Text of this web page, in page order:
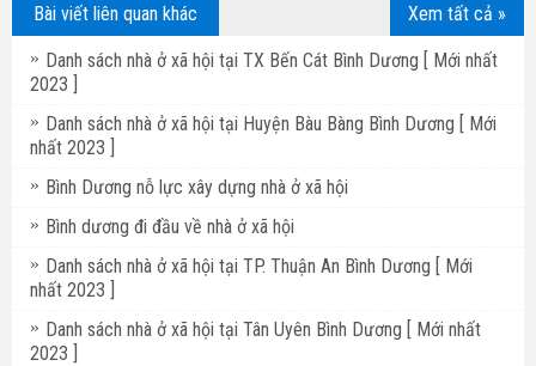
Xem tất cả »
Bài viết liên quan khác
Danh sách nhà ở xã hội tại TX Bến Cát Bình Dương [ Mới nhất
2023 ]
Danh sách nhà ở xã hội tại Huyện Bàu Bàng Bình Dương [ Mới
nhất 2023 ]
Bình Dương nỗ lực xây dựng nhà ở xã hội
Bình dương đi đầu về nhà ở xã hội
Danh sách nhà ở xã hội tại TP. Thuận An Bình Dương [ Mới
nhất 2023 ]
Danh sách nhà ở xã hội tại Tân Uyên Bình Dương [ Mới nhất
2023 ]